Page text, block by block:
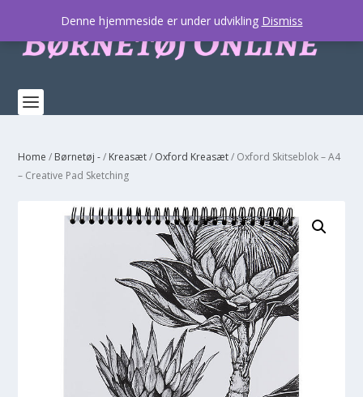
Home / Børnetøj -/ Kreasæt/ Oxford Kreasæt/ Oxford Skitseblok – A4
– Creative Pad Sketching
Denne hjemmeside er under udvikling Dismiss